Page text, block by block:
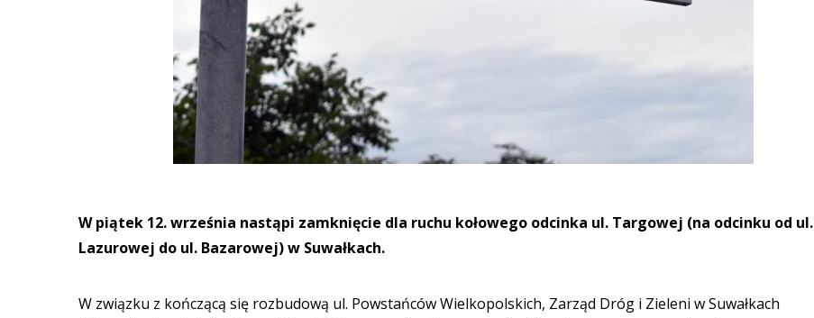
W piątek 12. września nastąpi zamknięcie dla ruchu kołowego odcinka ul. Targowej (na odcinku od ul.
Lazurowej do ul. Bazarowej) w Suwałkach.
W związku z kończącą się rozbudową ul. Powstańców Wielkopolskich, Zarząd Dróg i Zieleni w Suwałkach